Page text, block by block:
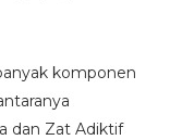
komponen
dan Zat Adiktif